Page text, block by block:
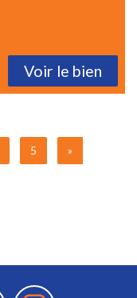
Voir le bien
5 »